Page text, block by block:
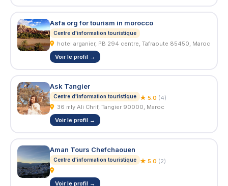
Asfa org for tourism in morocco
Centre d'information touristique
hotel arganier, PB 294 centre, Tafraoute 85450, Maroc
Voir le profil →
Ask Tangier
Centre d'information touristique ★ 5.0 (4)
36 mly Ali Chrif, Tangier 90000, Maroc
Voir le profil →
Aman Tours Chefchaouen
Centre d'information touristique ★ 5.0 (2)
Voir le profil →